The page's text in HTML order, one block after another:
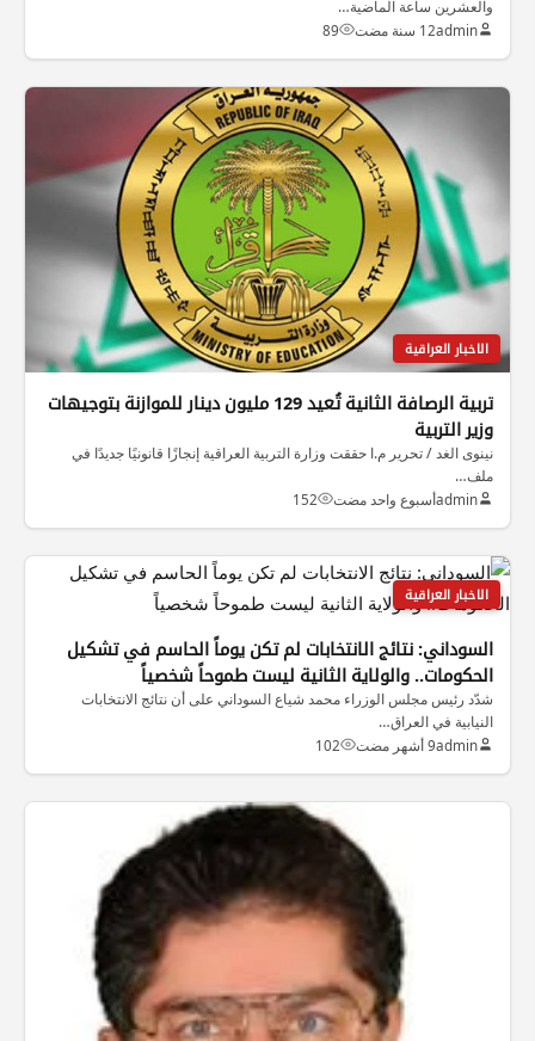
والعشرين ساعة الماضية…
admin12 سنة مضت 89
الاخبار العراقية
تربية الرصافة الثانية تُعيد 129 مليون دينار للموازنة بتوجيهات
وزير التربية
نينوى الغد / تحرير م.ا حققت وزارة التربية العراقية إنجازًا قانونيًا جديدًا في
ملف…
adminأسبوع واحد مضت 152
الاخبار العراقية
السوداني: نتائج الانتخابات لم تكن يوماً الحاسم في تشكيل
الحكومات.. والولاية الثانية ليست طموحاً شخصياً
شدّد رئيس مجلس الوزراء محمد شياع السوداني على أن نتائج الانتخابات
النيابية في العراق…
admin9 أشهر مضت 102